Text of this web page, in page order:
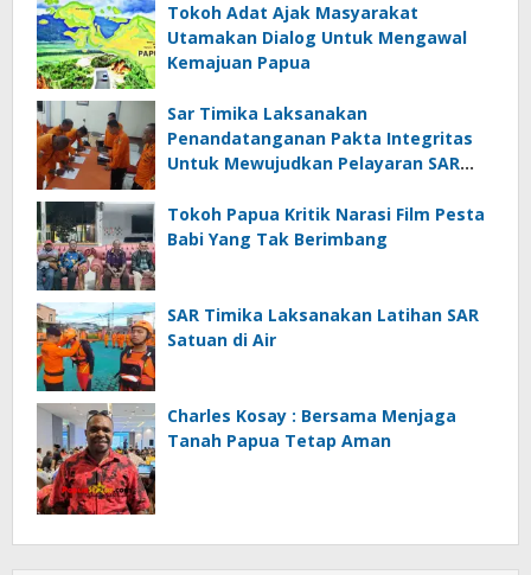
Tokoh Adat Ajak Masyarakat
Utamakan Dialog Untuk Mengawal
Kemajuan Papua
Sar Timika Laksanakan
Penandatanganan Pakta Integritas
Untuk Mewujudkan Pelayaran SAR
Tokoh Papua Kritik Narasi Film Pesta
Babi Yang Tak Berimbang
SAR Timika Laksanakan Latihan SAR
Satuan di Air
Charles Kosay : Bersama Menjaga
Tanah Papua Tetap Aman